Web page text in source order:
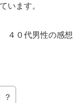
います。
４０代男性の感想
？